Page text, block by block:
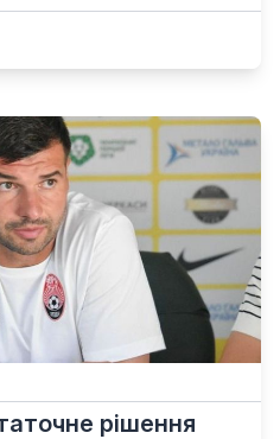
рішення